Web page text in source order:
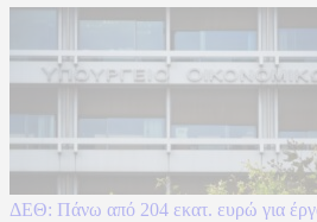
ΔΕΘ: Πάνω από 204 εκατ. ευρώ για